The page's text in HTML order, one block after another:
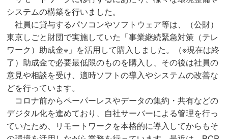
システムの構築を行いました。
社員に貸与するパソコンやソフトウェア等は、（公財）
東京しごと財団で実施していた「事業継続緊急対策（テレ
ワーク）助成金※」を活用して購入しました。（※現在は終
了）助成金で必要最低限のものを購入し、その後は社員の
意見や相談を受け、適時ソフトの導入やシステムの改善な
どを行っています。
コロナ前からペーパーレスやデータの集約・共有などの
デジタル化を進めており、自社サーバーによる管理を行っ
ていたため、リモートワークを本格的に導入してからもそ